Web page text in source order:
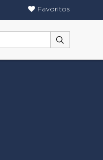
Favoritos